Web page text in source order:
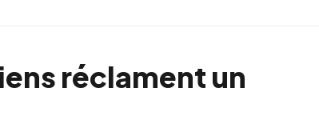
réclament un